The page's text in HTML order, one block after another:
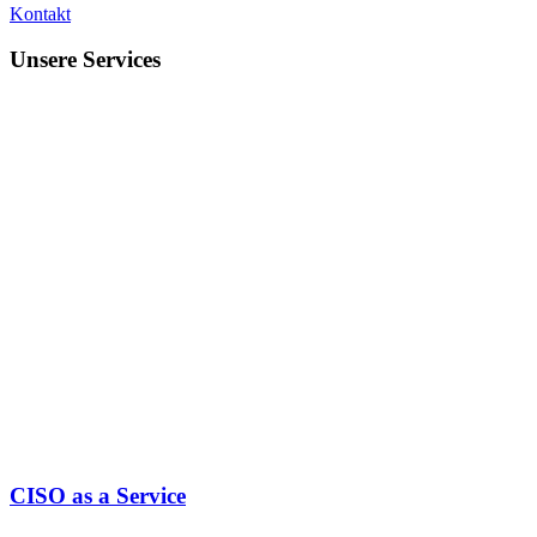
Kontakt
Unsere Services
CISO as a Service